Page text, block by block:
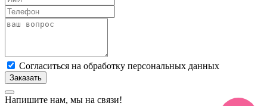
Cогласиться на обработку персональных данных
Заказать
Напишите нам, мы на связи!